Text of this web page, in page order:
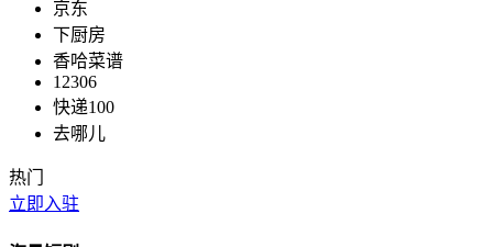
京东
下厨房
香哈菜谱
12306
快递100
去哪儿
热门
立即入驻